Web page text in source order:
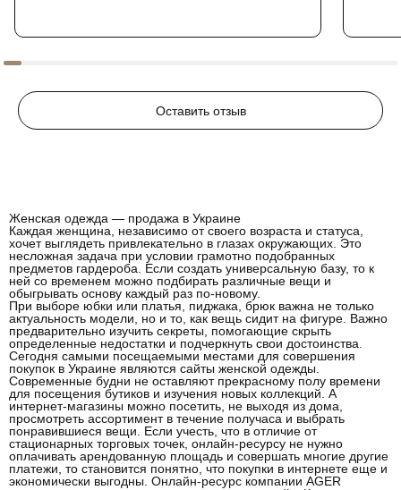
Оставить отзыв
Женская одежда — продажа в Украине
Каждая женщина, независимо от своего возраста и статуса,
хочет выглядеть привлекательно в глазах окружающих. Это
несложная задача при условии грамотно подобранных
предметов гардероба. Если создать универсальную базу, то к
ней со временем можно подбирать различные вещи и
обыгрывать основу каждый раз по-новому.
При выборе юбки или платья, пиджака, брюк важна не только
актуальность модели, но и то, как вещь сидит на фигуре. Важно
предварительно изучить секреты, помогающие скрыть
определенные недостатки и подчеркнуть свои достоинства.
Сегодня самыми посещаемыми местами для совершения
покупок в Украине являются сайты женской одежды.
Современные будни не оставляют прекрасному полу времени
для посещения бутиков и изучения новых коллекций. А
интернет-магазины можно посетить, не выходя из дома,
просмотреть ассортимент в течение получаса и выбрать
понравившиеся вещи. Если учесть, что в отличие от
стационарных торговых точек, онлайн-ресурсу не нужно
оплачивать арендованную площадь и совершать многие другие
платежи, то становится понятно, что покупки в интернете еще и
экономически выгодны. Онлайн-ресурс компании AGER